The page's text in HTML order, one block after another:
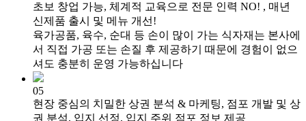
초보 창업 가능, 체계적 교육으로 전문 인력 NO! , 매년
신제품 출시
및 메뉴 개선!
육가공품, 육수, 순대 등 손이 많이 가는 식자재는 본사에
서 직접 가공 또는 손질 후 제공하기 때문에 경험이 없으
셔도 충분히 운영 가능하십니다
05
현장 중심의 치밀한 상권 분석 & 마케팅, 점포 개발 및 상
권 분석, 입지 선정, 입지 주위 점포 정보 제공